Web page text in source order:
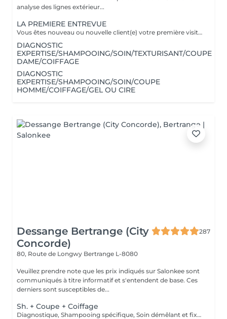
analyse des lignes extérieur...
LA PREMIERE ENTREVUE
Vous êtes nouveau ou nouvelle client(e) votre première visite est une Entrevue. (Temps 30 minutes) Cette entrevue ne comprend aucun service de réalisation, il y aura des tests de styles, de communications et du conseils. Nous apprenons à vous connaitre et nous vous conseillons sur tous vos souhaits, afin de préparer notre premier rendez-vous. Cette Entrevue, nous permettra d'avoir une approche afin de comprendre en détail vos désirs et vos envies pour votre futur coupe ou couleur. Nous élaborons ensemble nos différentes méthodes de travail autour d'un thé ou un café pour vous proposer les services adaptés en vous indiquant un devis complet afin de fixer le prochain rendez-vous pour la réalisation.
DIAGNOSTIC
EXPERTISE/SHAMPOOING/SOIN/TEXTURISANT/COUPE
DAME/COIFFAGE
DIAGNOSTIC
EXPERTISE/SHAMPOOING/SOIN/COUPE
HOMME/COIFFAGE/GEL OU CIRE
Dessange Bertrange (City
Concorde)
287
80, Route de Longwy Bertrange L-8080
Veuillez prendre note que les prix indiqués sur Salonkee sont
communiqués à titre informatif et s'entendent de base. Ces
derniers sont susceptibles de...
Sh. + Coupe + Coiffage
Diagnostique, Shampooing spécifique, Soin démêlant et fixation inclus. Veuillez prendre note que les prix indiqués sur Salonkee sont communiqués à titre informatif et s'entendent de base. Ces derniers sont susceptibles de varier selon le diagnostic réalisé à votre arrivée au salon et l'expertise du professionnel à qui vous confiez votre beauté. Dans tous les cas, un devis précis vous sera proposé et toutes réalisations de prestations seront effectuées avec votre accord.